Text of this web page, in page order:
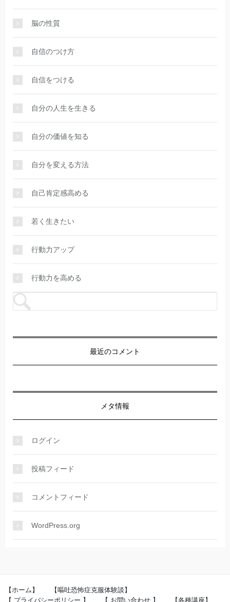
脳の性質
自信のつけ方
自信をつける
自分の人生を生きる
自分の価値を知る
自分を変える方法
自己肯定感高める
若く生きたい
行動力アップ
行動力を高める
最近のコメント
メタ情報
ログイン
投稿フィード
コメントフィード
WordPress.org
【ホーム】
【嘔吐恐怖症克服体験談】
【 プライバシーポリシー 】
【 お問い合わせ 】 【各種講座】